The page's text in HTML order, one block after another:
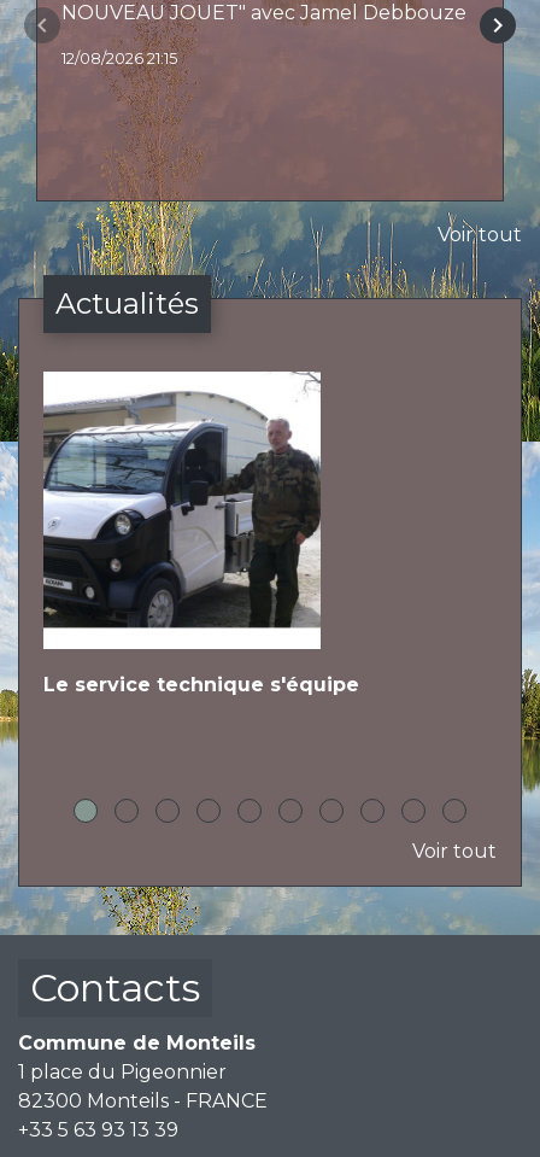
NOUVEAU JOUET" avec Jamel Debbouze
12/08/2026 21:15
keyboard_arrow_left keyboard_arrow_right
Voir tout
Actualités
Le service technique s'équipe
Voir tout
Contacts
Commune de Monteils
1 place du Pigeonnier
82300 Monteils - FRANCE
+33 5 63 93 13 39